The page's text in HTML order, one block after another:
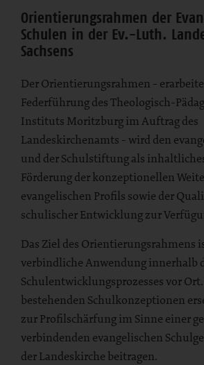
Orientierungsrahmen der
Schulen in der Ev.-Luth.
Sachsens
Der Orientierungsrahmen -
Federführung des Theologisch-
Instituts Moritzburg im Auftrag des
Landeskirchenamts - wird den
und der Schulstiftung als
Förderung der konzeptionellen
evangelischen Profils sowie der
schulischer Entwicklung zur
Das Ziel des Orientierungsrahmens
verbindliche Anwendung innerhalb
Schulentwicklungs­prozesses vor
bestehenden Schulkonzeptionen
zur Profilschär­fung im Sinne einer
verbindenden evangelischen
der Landes­kirche beitragen.